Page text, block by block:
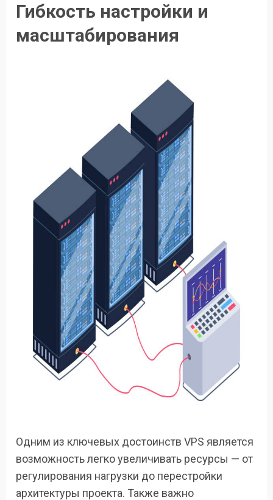
Гибкость настройки и
масштабирования
Одним из ключевых достоинств VPS является
возможность легко увеличивать ресурсы — от
регулирования нагрузки до перестройки
архитектуры проекта. Также важно